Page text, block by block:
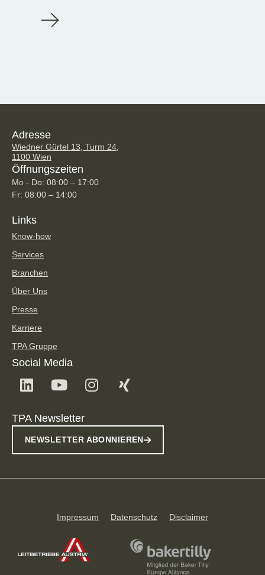
Adresse
Wiedner Gürtel 13, Turm 24,
1100 Wien
Öffnungszeiten
Mo - Do: 08:00 – 17:00
Fr: 08:00 – 14:00
Links
Know-how
Services
Branchen
Über Uns
Presse
Karriere
TPA Gruppe
Social Media
TPA Newsletter
NEWSLETTER ABONNIEREN
Impressum Datenschutz Disclaimer